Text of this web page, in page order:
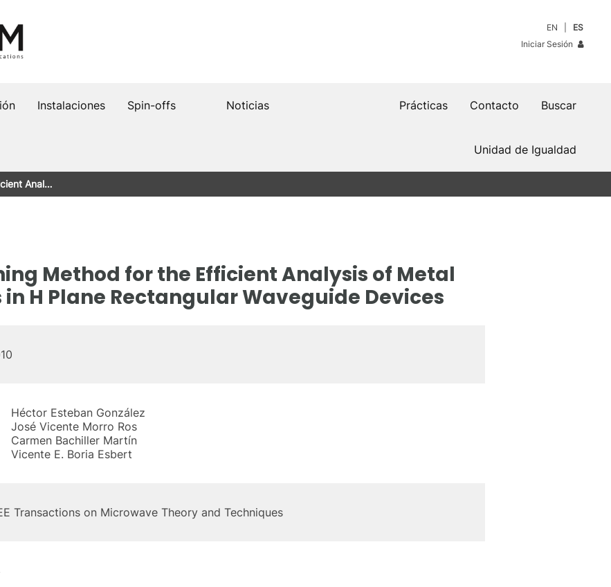
EN
ES
Iniciar Sesión
Instalaciones Spin-offs Buscar
Contacto
Prácticas
Noticias
Unidad de Igualdad
Anal…
Method for the Efficient Analysis of Metal
H Plane Rectangular Waveguide Devices
Héctor Esteban González
José Vicente Morro Ros
Carmen Bachiller Martín
Vicente E. Boria Esbert
Transactions on Microwave Theory and Techniques